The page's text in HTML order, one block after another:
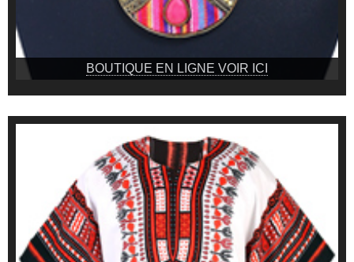
BOUTIQUE EN LIGNE VOIR ICI